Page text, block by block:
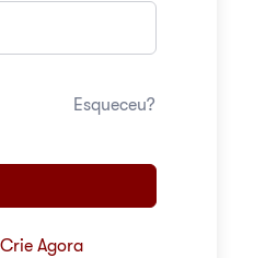
Esqueceu?
Crie Agora